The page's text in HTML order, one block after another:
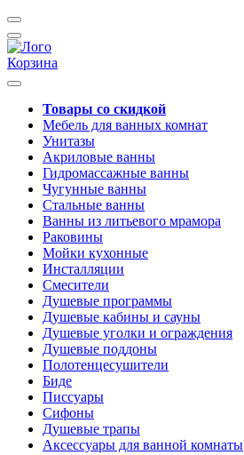
Корзина
Товары со скидкой
Мебель для ванных комнат
Унитазы
Акриловые ванны
Гидромассажные ванны
Чугунные ванны
Стальные ванны
Ванны из литьевого мрамора
Раковины
Мойки кухонные
Инсталляции
Смесители
Душевые программы
Душевые кабины и сауны
Душевые уголки и ограждения
Душевые поддоны
Полотенцесушители
Биде
Писсуары
Сифоны
Душевые трапы
Аксессуары для ванной комнаты